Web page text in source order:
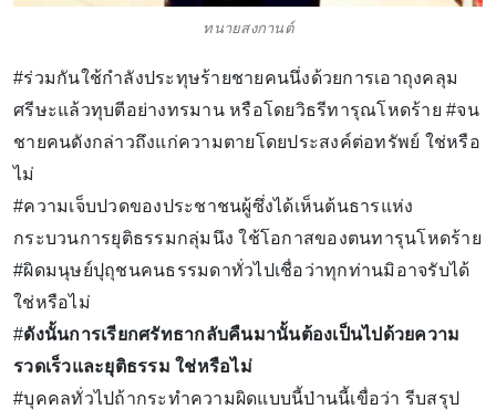
ทนายสงกานต์
#ร่วมกันใช้กำลังประทุษร้ายชายคนนึ่งด้วยการเอาถุงคลุม
ศรีษะแล้วทุบตีอย่างทรมาน หรือโดยวิธรีทารุณโหดร้าย #จน
ชายคนดังกล่าวถึงแก่ความตายโดยประสงค์ต่อทรัพย์ ใช่หรือ
ไม่
#ความเจ็บปวดของประชาชนผู้ซึ่งได้เห็นต้นธารแห่ง
กระบวนการยุติธรรมกลุ่มนึง ใช้โอกาสของตนทารุนโหดร้าย
#ผิดมนุษย์ปุถุชนคนธรรมดาทั่วไปเชื่อว่าทุกท่านมิอาจรับได้
ใช่หรือไม่
#ดังนั้นการเรียกศรัทธากลับคืนมานั้นต้องเป็นไปด้วยความ
รวดเร็วและยุติธรรม ใช่หรือไม่
#บุคคลทั่วไปถ้ากระทำความผิดแบบนี้ป่านนี้เขื่อว่า รีบสรุป